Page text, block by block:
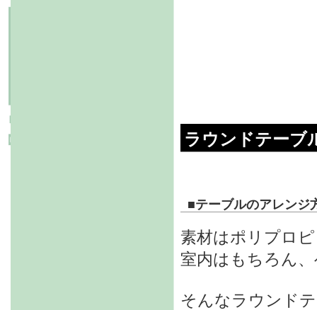
ラウンドテーブ
■テーブルのアレンジ
素材はポリプロ
室内はもちろん
そんなラウンド